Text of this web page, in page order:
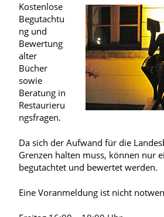
Kostenlose
Begutachtu
ng und
Bewertung
alter
Bücher
sowie
Beratung in
Restaurieru
ngsfragen.
Da sich der Aufwand für die
Grenzen halten muss, können nur
begutachtet und bewertet werden.
Eine Voranmeldung ist nicht